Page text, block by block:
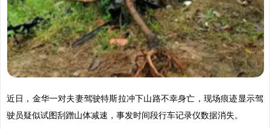
近日，金华一对夫妻驾驶特斯拉冲下山路不幸身亡，现场痕迹显示驾
驶员疑似试图刮蹭山体减速，事发时间段行车记录仪数据消失。